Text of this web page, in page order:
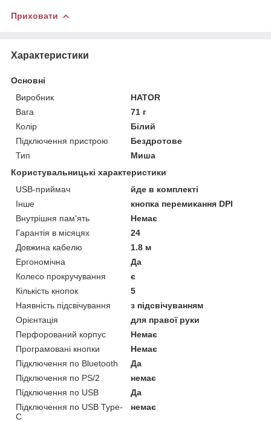
Приховати
Характеристики
Основні
Виробник
HATOR
Вага
71 г
Колір
Білий
Підключення пристрою
Бездротове
Тип
Миша
Користувальницькі характеристики
USB-приймач
йде в комплекті
Інше
кнопка перемикання DPI
Внутрішня пам'ять
Немає
Гарантія в місяцях
24
Довжина кабелю
1.8 м
Ергономічна
Да
Колесо прокручування
є
Кількість кнопок
5
Наявність підсвічування
з підсвічуванням
Орієнтація
для правої руки
Перфорований корпус
Немає
Програмовані кнопки
Немає
Підключення по Bluetooth
Да
Підключення по PS/2
немає
Підключення по USB
Да
Підключення по USB Type-
C
немає